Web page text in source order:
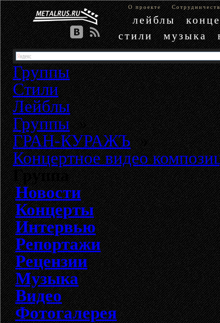
О проекте
лейблы
стили
музыка
Группы
Стили
Лейблы
Группы»
ГРАН-КУРАЖЪ»
Концертное видео
Группа
Новости
Концерты
Интервью
Репортажи
Рецензии
Музыка
Видео
Фотогалерея